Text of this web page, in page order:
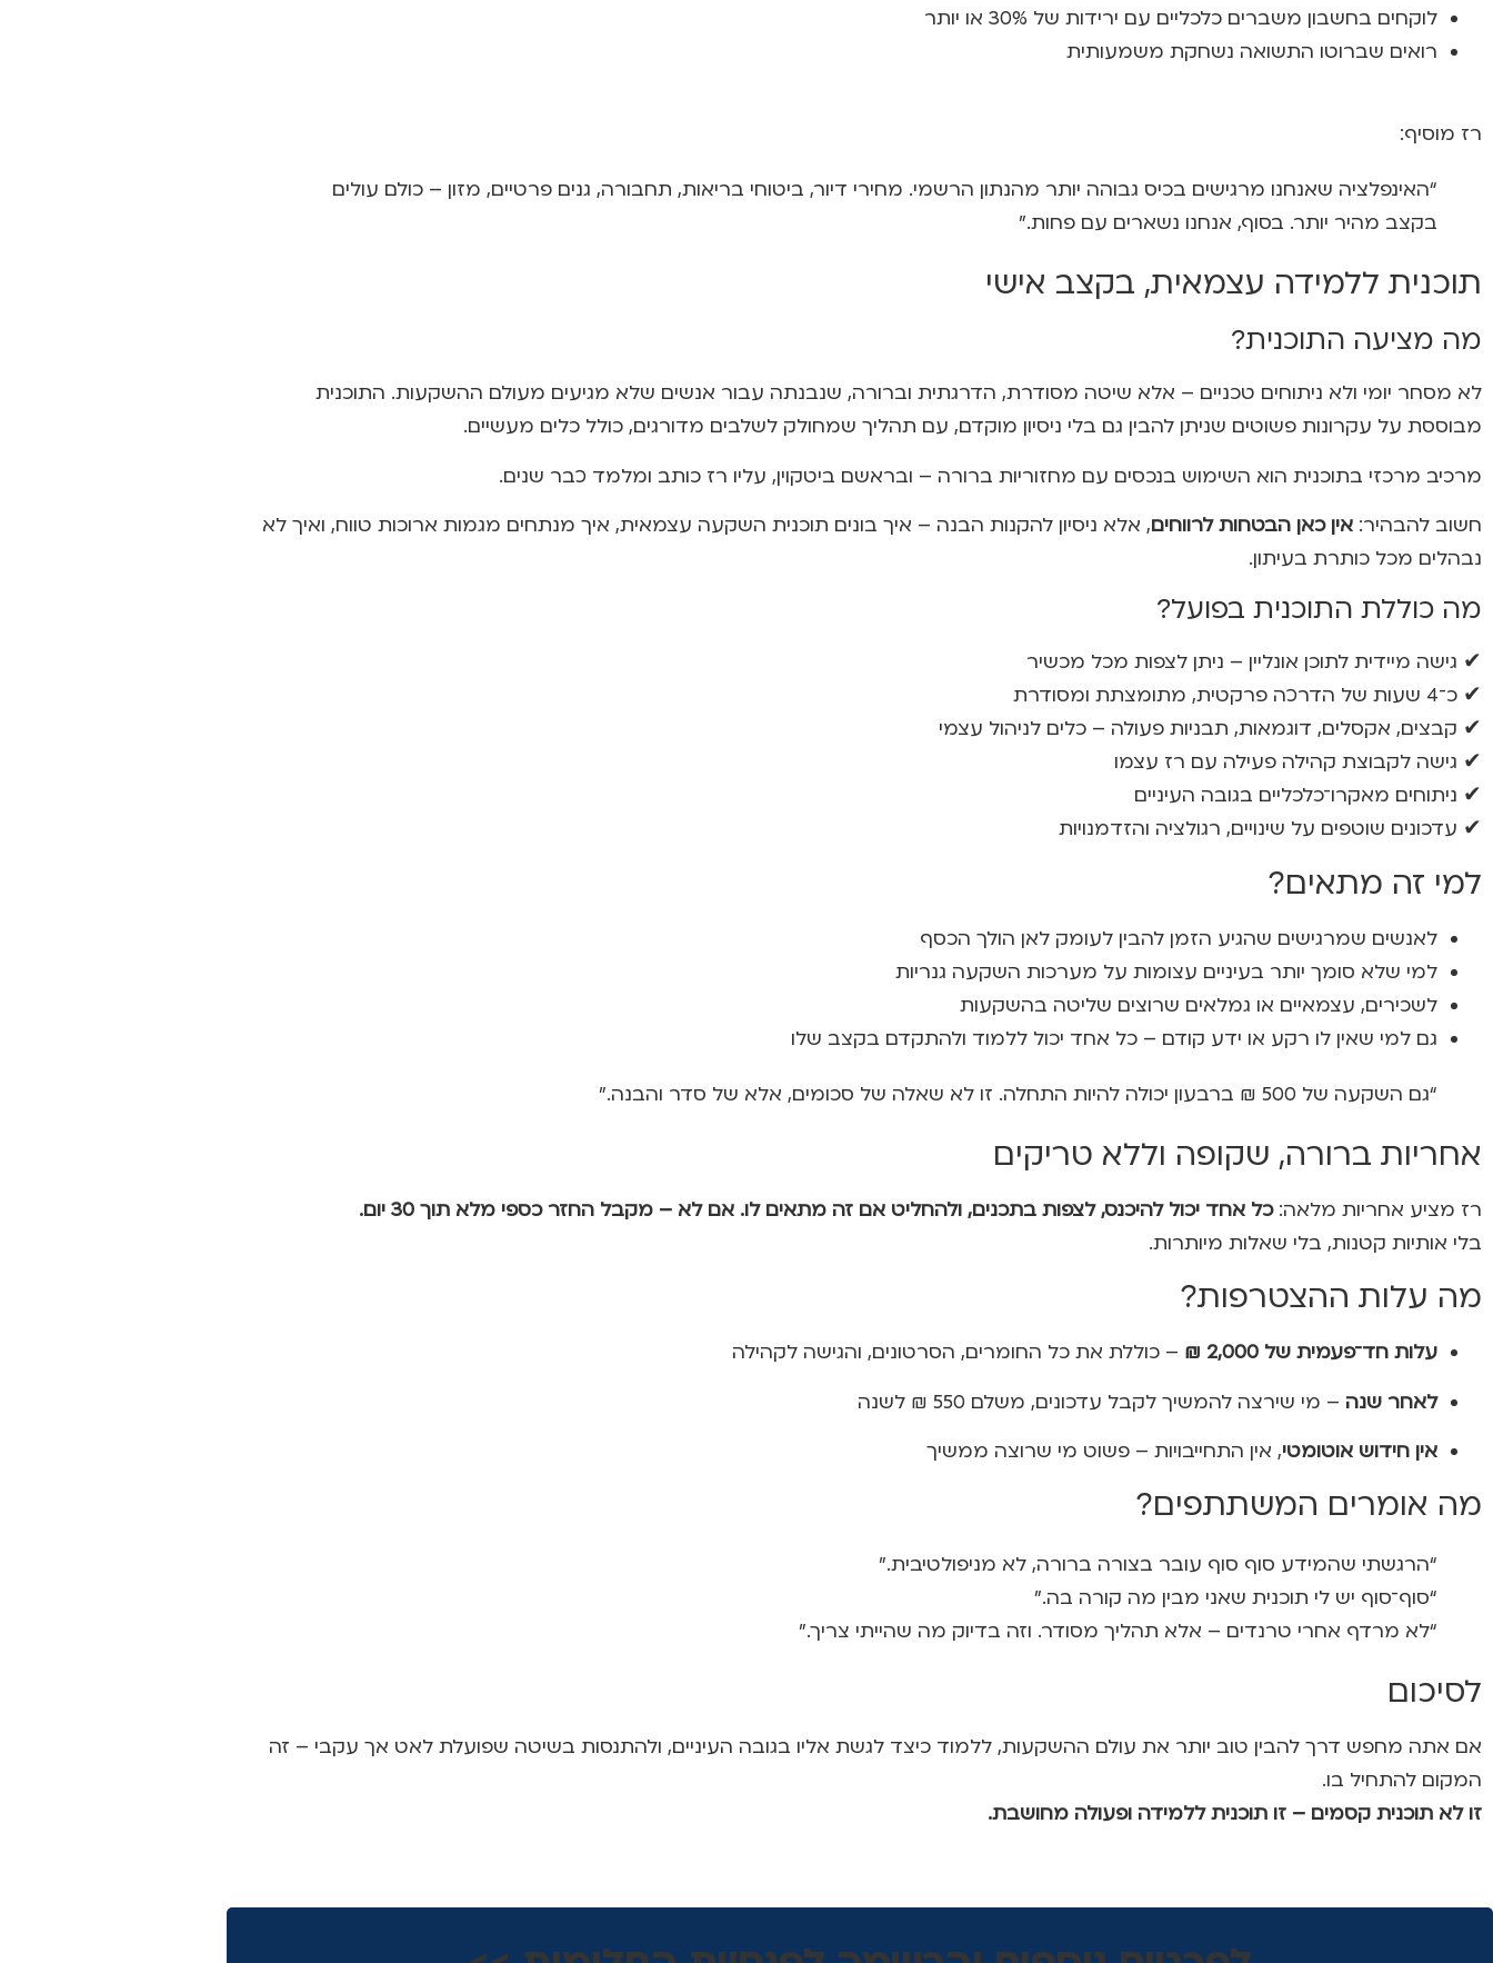
לוקחים בחשבון משברים כלכליים עם ירידות של 30% או יותר
רואים שברוטו התשואה נשחקת משמעותית
רז מוסיף:
“האינפלציה שאנחנו מרגישים בכיס גבוהה יותר מהנתון הרשמי. מחירי דיור, ביטוחי בריאות, תחבורה, גנים פרטיים, מזון – כולם עולים
בקצב מהיר יותר. בסוף, אנחנו נשארים עם פחות."
תוכנית ללמידה עצמאית, בקצב אישי
מה מציעה התוכנית?
לא מסחר יומי ולא ניתוחים טכניים – אלא שיטה מסודרת, הדרגתית וברורה, שנבנתה עבור אנשים שלא מגיעים מעולם ההשקעות. התוכנית
מבוססת על עקרונות פשוטים שניתן להבין גם בלי ניסיון מוקדם, עם תהליך שמחולק לשלבים מדורגים, כולל כלים מעשיים.
מרכיב מרכזי בתוכנית הוא השימוש בנכסים עם מחזוריות ברורה – ובראשם ביטקוין, עליו רז כותב ומלמד כבר שנים.
חשוב להבהיר: אין כאן הבטחות לרווחים, אלא ניסיון להקנות הבנה – איך בונים תוכנית השקעה עצמאית, איך מנתחים מגמות ארוכות טווח, ואיך לא
נבהלים מכל כותרת בעיתון.
מה כוללת התוכנית בפועל?
✔ גישה מיידית לתוכן אונליין – ניתן לצפות מכל מכשיר
✔ כ־4 שעות של הדרכה פרקטית, מתומצתת ומסודרת
✔ קבצים, אקסלים, דוגמאות, תבניות פעולה – כלים לניהול עצמי
✔ גישה לקבוצת קהילה פעילה עם רז עצמו
✔ ניתוחים מאקרו־כלכליים בגובה העיניים
✔ עדכונים שוטפים על שינויים, רגולציה והזדמנויות
למי זה מתאים?
לאנשים שמרגישים שהגיע הזמן להבין לעומק לאן הולך הכסף
למי שלא סומך יותר בעיניים עצומות על מערכות השקעה גנריות
לשכירים, עצמאיים או גמלאים שרוצים שליטה בהשקעות
גם למי שאין לו רקע או ידע קודם – כל אחד יכול ללמוד ולהתקדם בקצב שלו
“גם השקעה של 500 ₪ ברבעון יכולה להיות התחלה. זו לא שאלה של סכומים, אלא של סדר והבנה.”
אחריות ברורה, שקופה וללא טריקים
רז מציע אחריות מלאה:כל אחד יכול להיכנס, לצפות בתכנים, ולהחליט אם זה מתאים לו. אם לא – מקבל החזר כספי מלא תוך 30 יום.
בלי אותיות קטנות, בלי שאלות מיותרות.
מה עלות ההצטרפות?
עלות חד־פעמית של 2,000 ₪
– כוללת את כל החומרים, הסרטונים, והגישה לקהילה
לאחר שנה – מי שירצה להמשיך לקבל עדכונים, משלם 550 ₪ לשנה
אין חידוש אוטומטי, אין התחייבויות – פשוט מי שרוצה ממשיך
מה אומרים המשתתפים?
“הרגשתי שהמידע סוף סוף עובר בצורה ברורה, לא מניפולטיבית.”
“סוף־סוף יש לי תוכנית שאני מבין מה קורה בה.”
“לא מרדף אחרי טרנדים – אלא תהליך מסודר. וזה בדיוק מה שהייתי צריך.”
לסיכום
אם אתה מחפש דרך להבין טוב יותר את עולם ההשקעות, ללמוד כיצד לגשת אליו בגובה העיניים, ולהתנסות בשיטה שפועלת לאט אך עקבי – זה
המקום להתחיל בו.
זו לא תוכנית קסמים – זו תוכנית ללמידה ופעולה מחושבת.